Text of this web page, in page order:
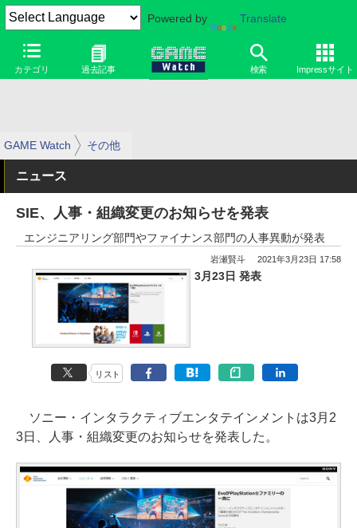
Powered by Translate
カテゴリ 過去記事 検索 Impressサイト
GAME Watch その他
ニュース
SIE、人事・組織変更のお知らせを発表
エンジニアリング部門やファイナンス部門の人事異動が発表
岩瀬賢斗 2021年3月23日 17:58
3月23日 発表
リスト
ソニー・インタラクティブエンタテインメントは3月2
3日、人事・組織変更のお知らせを発表した。